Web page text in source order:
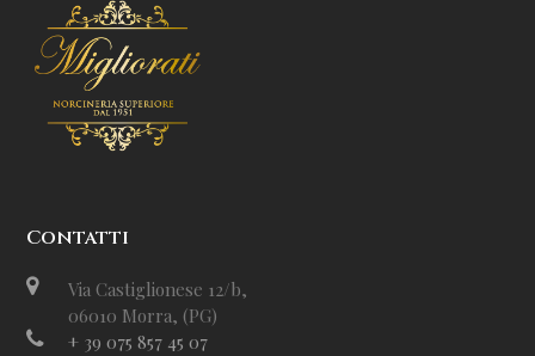
Contatti
Via Castiglionese 12/b,
06010 Morra, (PG)
+ 39 075 857 45 07